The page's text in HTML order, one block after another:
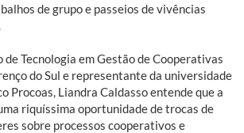
de grupo e passeios de vivências
de Tecnologia em Gestão de Cooperativas
do Sul e representante da universidade
Procoas, Liandra Caldasso entende que a
riquíssima oportunidade de trocas de
sobre processos cooperativos e